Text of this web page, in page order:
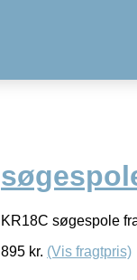
KR18C søgespole
895 kr. (Vis fragtpris)